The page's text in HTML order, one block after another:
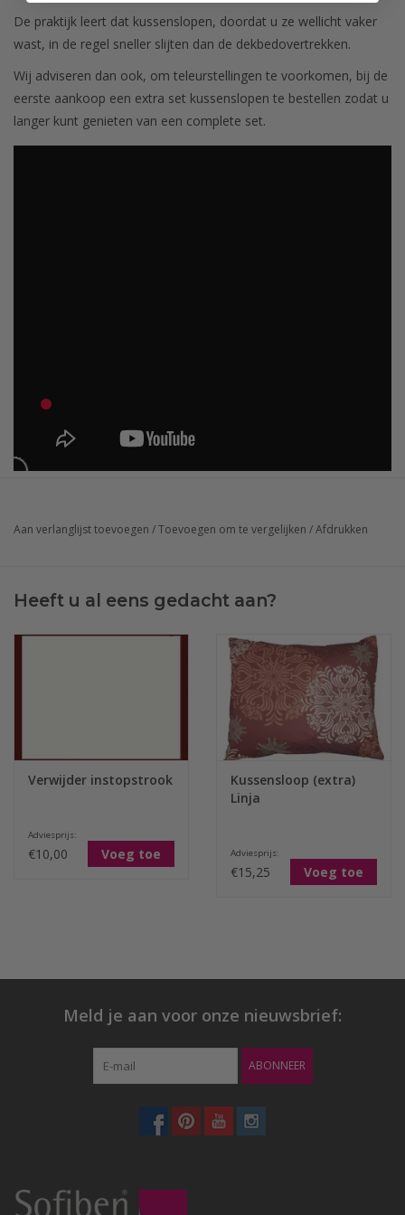
De praktijk leert dat kussenslopen, doordat u ze wellicht vaker
wast, in de regel sneller slijten dan de dekbedovertrekken.
Wij adviseren dan ook, om teleurstellingen te voorkomen, bij de
eerste aankoop een extra set kussenslopen te bestellen zodat u
langer kunt genieten van een complete set.
Aan verlanglijst toevoegen /Toevoegen om te vergelijken /Afdrukken
Heeft u al eens gedacht aan?
Verwijder instopstrook
Adviesprijs:
€10,00 Voeg toe
Kussensloop (extra)
Linja
Adviesprijs:
€15,25 Voeg toe
Meld je aan voor onze nieuwsbrief:
ABONNEER